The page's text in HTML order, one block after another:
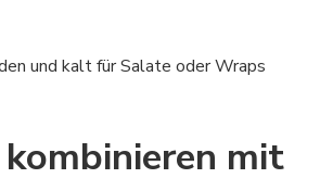
und kalt für Salate oder Wraps
mit